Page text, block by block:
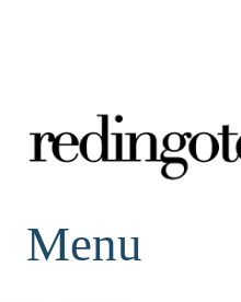
redingote.
Menu